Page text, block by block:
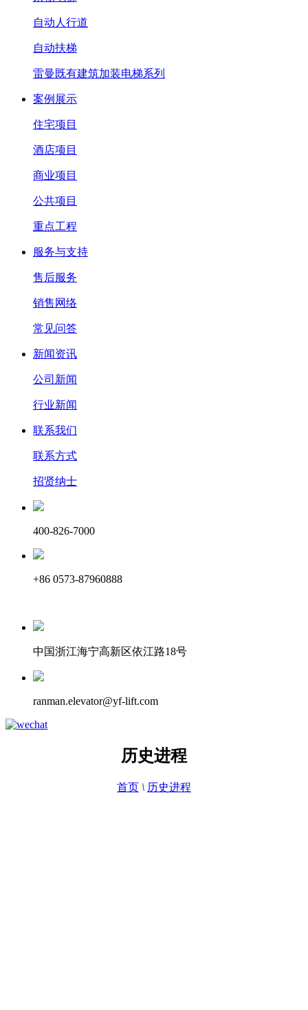
自动人行道
自动扶梯
雷曼既有建筑加装电梯系列
案例展示
住宅项目
酒店项目
商业项目
公共项目
重点工程
服务与支持
售后服务
销售网络
常见问答
新闻资讯
公司新闻
行业新闻
联系我们
联系方式
招贤纳士
400-826-7000
+86 0573-87960888
中国浙江海宁高新区依江路18号
ranman.elevator@yf-lift.com
历史进程
首页 \ 历史进程